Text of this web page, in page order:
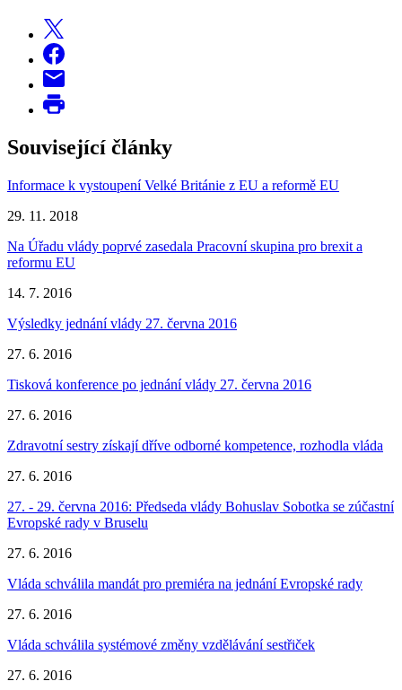
Související články
Informace k vystoupení Velké Británie z EU a reformě EU
29. 11. 2018
Na Úřadu vlády poprvé zasedala Pracovní skupina pro brexit a
reformu EU
14. 7. 2016
Výsledky jednání vlády 27. června 2016
27. 6. 2016
Tisková konference po jednání vlády 27. června 2016
27. 6. 2016
Zdravotní sestry získají dříve odborné kompetence, rozhodla vláda
27. 6. 2016
27. - 29. června 2016: Předseda vlády Bohuslav Sobotka se zúčastní
Evropské rady v Bruselu
27. 6. 2016
Vláda schválila mandát pro premiéra na jednání Evropské rady
27. 6. 2016
Vláda schválila systémové změny vzdělávání sestřiček
27. 6. 2016